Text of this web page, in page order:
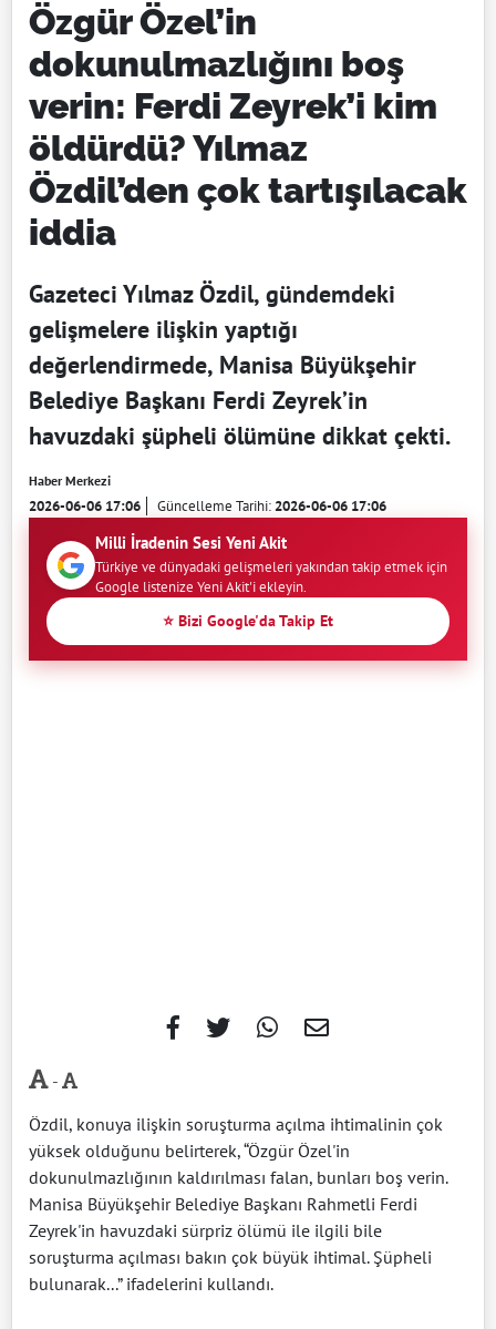
Özgür Özel’in
dokunulmazlığını boş
verin: Ferdi Zeyrek’i kim
öldürdü? Yılmaz
Özdil’den çok tartışılacak
iddia
Gazeteci Yılmaz Özdil, gündemdeki
gelişmelere ilişkin yaptığı
değerlendirmede, Manisa Büyükşehir
Belediye Başkanı Ferdi Zeyrek’in
havuzdaki şüpheli ölümüne dikkat çekti.
Haber Merkezi
2026-06-06 17:06 Güncelleme Tarihi:2026-06-06 17:06
Milli İradenin Sesi Yeni Akit
Türkiye ve dünyadaki gelişmeleri yakından takip etmek için
Google listenize Yeni Akit'i ekleyin.
⭐ Bizi Google'da Takip Et
-
Özdil, konuya ilişkin soruşturma açılma ihtimalinin çok
yüksek olduğunu belirterek, “Özgür Özel'in
dokunulmazlığının kaldırılması falan, bunları boş verin.
Manisa Büyükşehir Belediye Başkanı Rahmetli Ferdi
Zeyrek'in havuzdaki sürpriz ölümü ile ilgili bile
soruşturma açılması bakın çok büyük ihtimal. Şüpheli
bulunarak...” ifadelerini kullandı.